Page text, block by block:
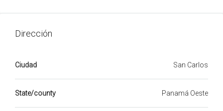
Dirección
Ciudad San Carlos
State/county Panamá Oeste